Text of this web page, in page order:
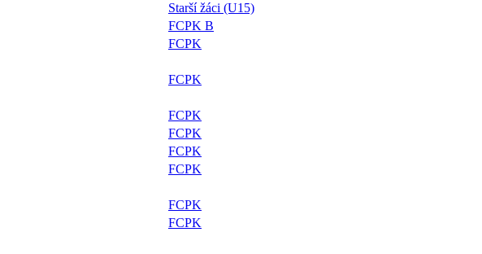
Starší žáci (U15)
FCPK B
FCPK
FCPK
FCPK
FCPK
FCPK
FCPK
FCPK
FCPK